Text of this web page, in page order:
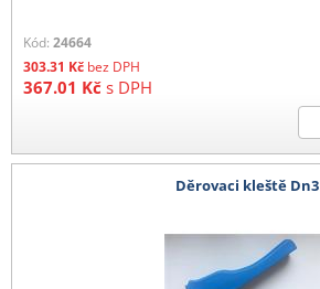
Kód: 24664
303.31 Kč bez DPH
367.01 Kč s DPH
Děrovaci kleště Dn3